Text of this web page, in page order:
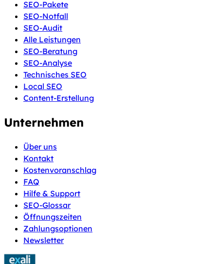
SEO-Pakete
SEO-Notfall
SEO-Audit
Alle Leistungen
SEO-Beratung
SEO-Analyse
Technisches SEO
Local SEO
Content-Erstellung
Unternehmen
Über uns
Kontakt
Kostenvoranschlag
FAQ
Hilfe & Support
SEO-Glossar
Öffnungszeiten
Zahlungsoptionen
Newsletter